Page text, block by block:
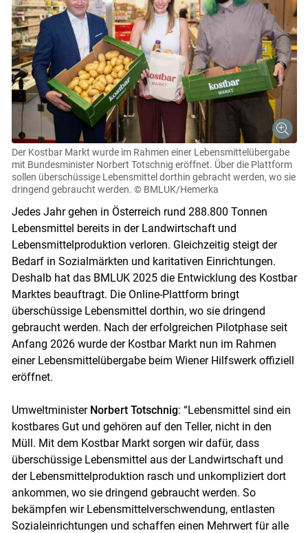
Der Kostbar Markt wurde im Rahmen einer Lebensmittelübergabe
mit Bundesminister Norbert Totschnig eröffnet. Über die Plattform
sollen überschüssige Lebensmittel dorthin gebracht werden, wo sie
dringend gebraucht werden. © BMLUK/Hemerka
Jedes Jahr gehen in Österreich rund 288.800 Tonnen
Lebensmittel bereits in der Landwirtschaft und
Lebensmittelproduktion verloren. Gleichzeitig steigt der
Bedarf in Sozialmärkten und karitativen Einrichtungen.
Deshalb hat das BMLUK 2025 die Entwicklung des Kostbar
Marktes beauftragt. Die Online-Plattform bringt
überschüssige Lebensmittel dorthin, wo sie dringend
gebraucht werden. Nach der erfolgreichen Pilotphase seit
Anfang 2026 wurde der Kostbar Markt nun im Rahmen
einer Lebensmittelübergabe beim Wiener Hilfswerk offiziell
eröffnet.
Umweltminister Norbert Totschnig: “Lebensmittel sind ein
kostbares Gut und gehören auf den Teller, nicht in den
Müll. Mit dem Kostbar Markt sorgen wir dafür, dass
überschüssige Lebensmittel aus der Landwirtschaft und
der Lebensmittelproduktion rasch und unkompliziert dort
ankommen, wo sie dringend gebraucht werden. So
bekämpfen wir Lebensmittelverschwendung, entlasten
Sozialeinrichtungen und schaffen einen Mehrwert für alle